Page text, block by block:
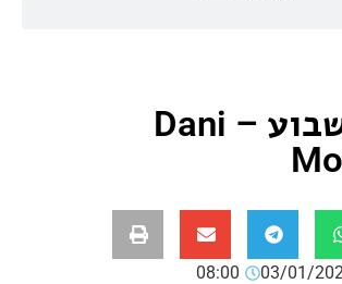
שיר השבוע – Dani
08:00